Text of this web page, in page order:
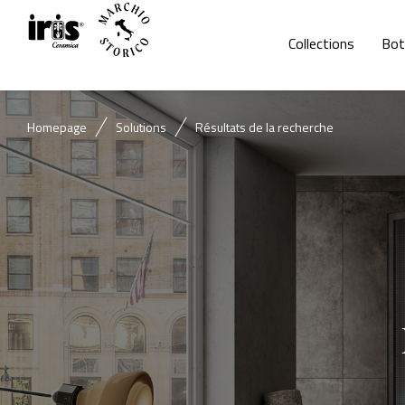
Collections
Homepage Solutions Résultats de la recherche